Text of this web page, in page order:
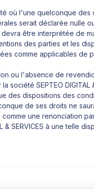
où l'une quelconque des
serait déclarée nulle
être interprétée de
des parties et les
comme applicables de
ou l'absence de
société SEPTEO DIGITAL
des dispositions des
de ses droits ne
une renonciation
& SERVICES à une telle